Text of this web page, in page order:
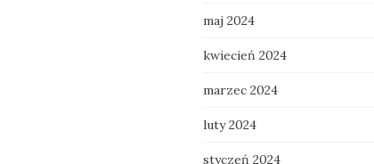
maj 2024
kwiecień 2024
marzec 2024
luty 2024
styczeń 2024